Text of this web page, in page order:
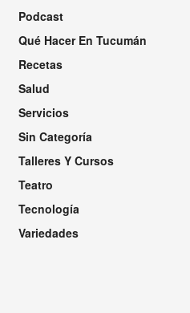
Podcast
Qué Hacer En Tucumán
Recetas
Salud
Servicios
Sin Categoría
Talleres Y Cursos
Teatro
Tecnología
Variedades